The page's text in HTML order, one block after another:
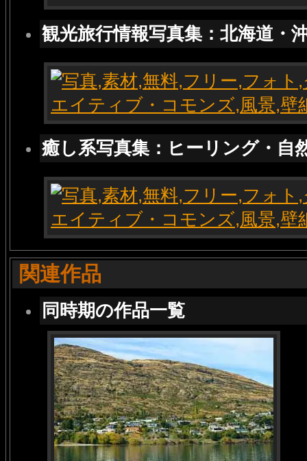
観光旅行情報写真集：北海道・
癒し系写真集：ヒーリング・自
関連作品
同時期の作品一覧